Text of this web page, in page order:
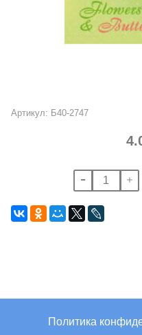
Артикул: Б40-2747
Политика